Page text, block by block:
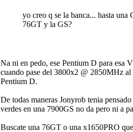
yo creo q se la banca... hasta una
76GT y la GS?
Na ni en pedo, ese Pentium D para esa
cuando pase del 3800x2 @ 2850MHz
Pentium D.
De todas maneras Jonyrob tenia
verdes en una 7900GS no da pero ni a
Buscate una 76GT o una x1650PRO